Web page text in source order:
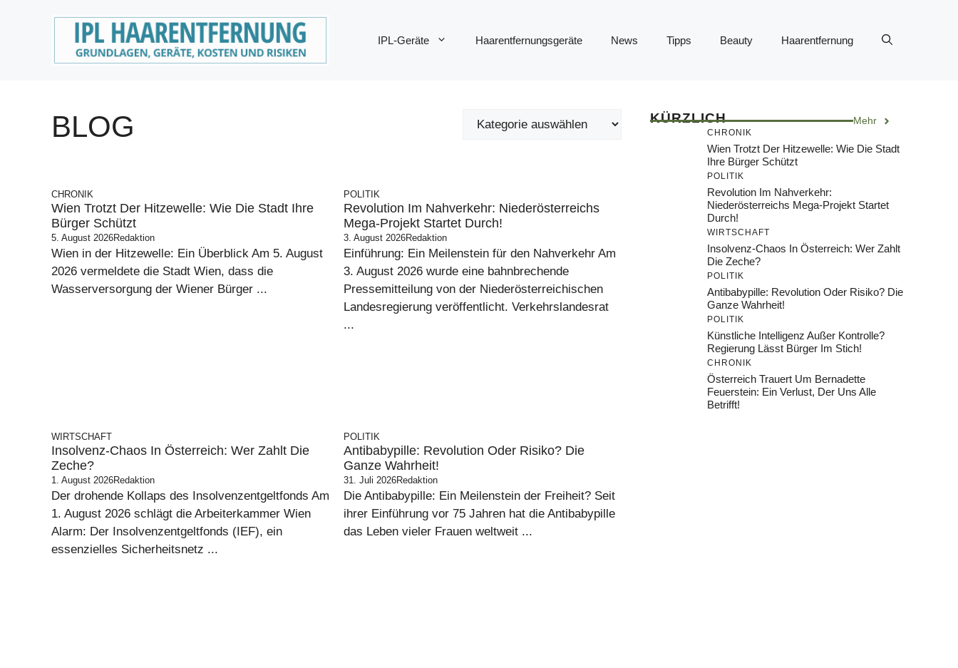
IPL-Geräte Haarentfernungsgeräte News Tipps Beauty Haarentfernung
BLOG
CHRONIK
Wien Trotzt Der Hitzewelle: Wie Die Stadt Ihre
Bürger Schützt
5. August 2026Redaktion
Wien in der Hitzewelle: Ein Überblick Am 5. August
2026 vermeldete die Stadt Wien, dass die
Wasserversorgung der Wiener Bürger ...
POLITIK
Revolution Im Nahverkehr: Niederösterreichs
Mega-Projekt Startet Durch!
3. August 2026Redaktion
Einführung: Ein Meilenstein für den Nahverkehr Am
3. August 2026 wurde eine bahnbrechende
Pressemitteilung von der Niederösterreichischen
Landesregierung veröffentlicht. Verkehrslandesrat
...
WIRTSCHAFT
Insolvenz-Chaos In Österreich: Wer Zahlt Die
Zeche?
1. August 2026Redaktion
Der drohende Kollaps des Insolvenzentgeltfonds Am
1. August 2026 schlägt die Arbeiterkammer Wien
Alarm: Der Insolvenzentgeltfonds (IEF), ein
essenzielles Sicherheitsnetz ...
POLITIK
Antibabypille: Revolution Oder Risiko? Die
Ganze Wahrheit!
31. Juli 2026Redaktion
Die Antibabypille: Ein Meilenstein der Freiheit? Seit
ihrer Einführung vor 75 Jahren hat die Antibabypille
das Leben vieler Frauen weltweit ...
KÜRZLICH Mehr
CHRONIK
Wien Trotzt Der Hitzewelle: Wie Die Stadt
Ihre Bürger Schützt
POLITIK
Revolution Im Nahverkehr:
Niederösterreichs Mega-Projekt Startet
Durch!
WIRTSCHAFT
Insolvenz-Chaos In Österreich: Wer Zahlt
Die Zeche?
POLITIK
Antibabypille: Revolution Oder Risiko? Die
Ganze Wahrheit!
POLITIK
Künstliche Intelligenz Außer Kontrolle?
Regierung Lässt Bürger Im Stich!
CHRONIK
Österreich Trauert Um Bernadette
Feuerstein: Ein Verlust, Der Uns Alle
Betrifft!